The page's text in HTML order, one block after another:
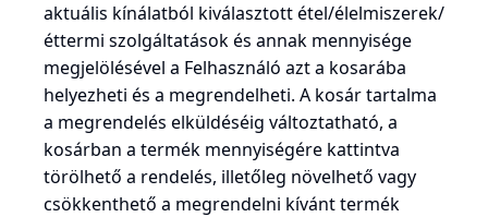
aktuális kínálatból kiválasztott étel/élelmiszerek/
éttermi szolgáltatások és annak mennyisége
megjelölésével a Felhasználó azt a kosarába
helyezheti és a megrendelheti. A kosár tartalma
a megrendelés elküldéséig változtatható, a
kosárban a termék mennyiségére kattintva
törölhető a rendelés, illetőleg növelhető vagy
csökkenthető a megrendelni kívánt termék